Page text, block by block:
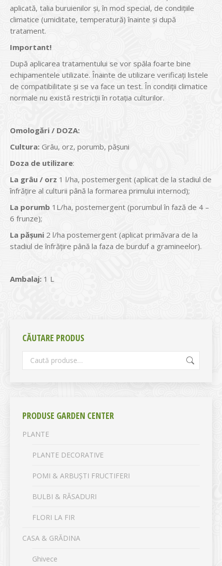
aplicată, talia buruienilor şi, în mod special, de condiţiile
climatice (umiditate, temperatură) înainte şi după
tratament.
Important!
După aplicarea tratamentului se vor spăla foarte bine
echipamentele utilizate. Înainte de utilizare verificaţi listele
de compatibilitate şi se va face un test. În condiţii climatice
normale nu există restricţii în rotaţia culturilor.
Omologări / DOZA:
Cultura: Grâu, orz, porumb, păşuni
Doza de utilizare:
La grâu / orz 1 l/ha, postemergent (aplicat de la stadiul de
înfrăţire al culturii până la formarea primului internod);
La porumb 1L/ha, postemergent (porumbul în fază de 4 –
6 frunze);
La păşuni 2 l/ha postemergent (aplicat primăvara de la
stadiul de înfrățire până la faza de burduf a gramineelor).
Ambalaj: 1 L
CĂUTARE PRODUS
PRODUSE GARDEN CENTER
PLANTE
PLANTE DECORATIVE
POMI & ARBUȘTI FRUCTIFERI
BULBI & RĂSADURI
FLORI LA FIR
CASA & GRĂDINA
Ghivece